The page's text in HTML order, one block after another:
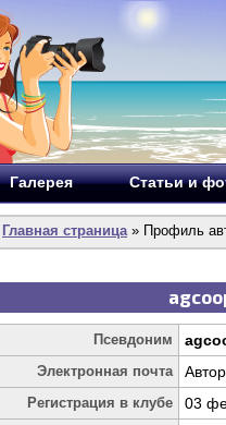
Галерея Статьи и
Главная страница» Профиль
Псевдоним
Электронная почта
Регистрация в клубе 03